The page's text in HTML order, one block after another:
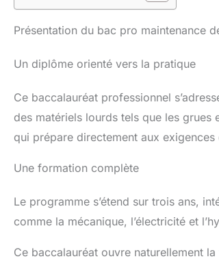
Présentation du bac pro maintenance
Un diplôme orienté vers la pratique
Ce baccalauréat professionnel
des matériels lourds tels que les
qui prépare directement aux
Une formation complète
Le programme s’étend sur trois ans,
comme la mécanique, l’électricité et
Ce baccalauréat ouvre naturellement